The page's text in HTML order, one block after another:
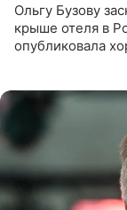
Ольгу Бузову
крыше отеля в
опубликовала